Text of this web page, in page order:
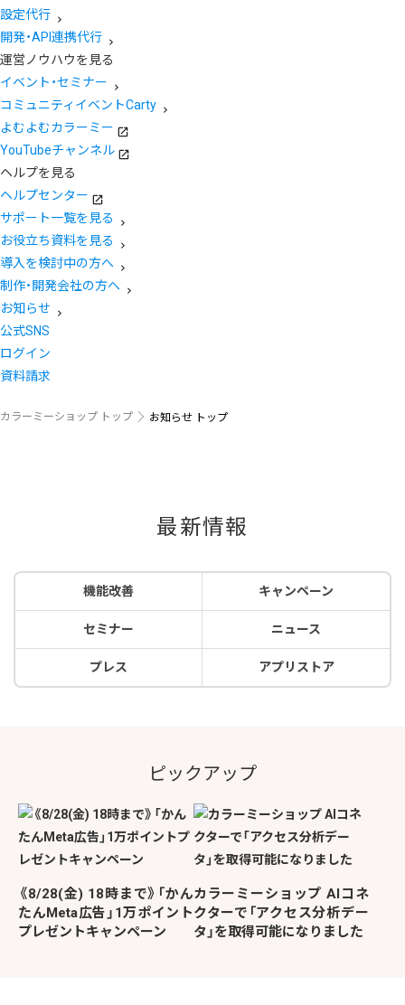
設定代行
開発・API連携代行
運営ノウハウを見る
イベント・セミナー
コミュニティイベントCarty
よむよむカラーミー
YouTubeチャンネル
ヘルプを見る
ヘルプセンター
サポート一覧を見る
お役立ち資料を見る
導入を検討中の方へ
制作・開発会社の方へ
お知らせ
公式SNS
ログイン
資料請求
カラーミーショップ トップ お知らせ トップ
最新情報
機能改善 キャンペーン
セミナー ニュース
プレス アプリストア
ピックアップ
《8/28(金) 18時まで》「かん
たんMeta広告」1万ポイント
プレゼントキャンペーン
カラーミーショップ AIコネ
クターで「アクセス分析デー
タ」を取得可能になりました